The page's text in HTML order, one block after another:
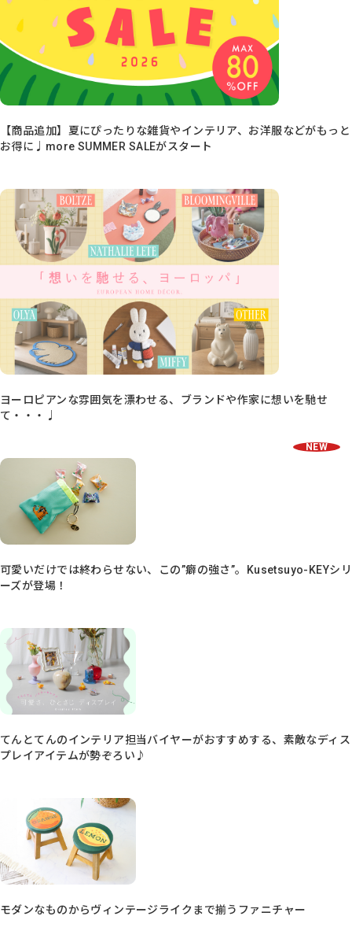
【商品追加】夏にぴったりな雑貨やインテリア、お洋服などがもっと
お得に♩more SUMMER SALEがスタート
ヨーロピアンな雰囲気を漂わせる、ブランドや作家に想いを馳せ
て・・・♩
NEW
可愛いだけでは終わらせない、この”癖の強さ”。Kusetsuyo-KEYシリ
ーズが登場！
てんとてんのインテリア担当バイヤーがおすすめする、素敵なディス
プレイアイテムが勢ぞろい♪
モダンなものからヴィンテージライクまで揃うファニチャー